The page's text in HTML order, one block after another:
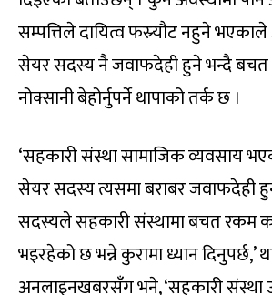
सम्पत्तिले दायित्व फस्र्याैट नहुने
सेयर सदस्य नै जवाफदेही हुने भन्दै बचत
नोक्सानी बेहोर्नुपर्ने थापाको तर्क छ ।
‘सहकारी संस्था सामाजिक व्यवसाय
सेयर सदस्य त्यसमा बराबर जवाफदेही
सदस्यले सहकारी संस्थामा बचत रकम
भइरहेको छ भन्ने कुरामा ध्यान दिनुपर्छ,’
अनलाइनखबरसँग भने, ‘सहकारी